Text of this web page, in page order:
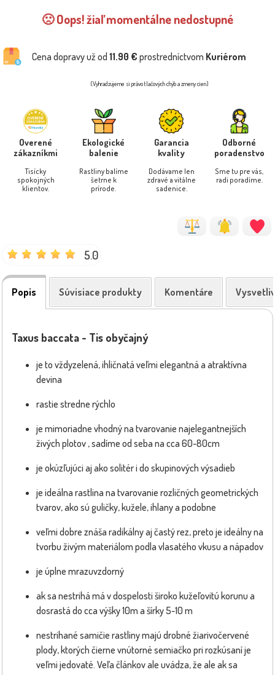
🙁 Oops! žiaľ momentálne nedostupné
Cena dopravy už od 11.90 € prostredníctvom Kuriérom
(Vyhradzujeme si právo tlačových chýb a zmeny cien)
Overené
zákazníkmi
Tisícky
spokojných
klientov.
Ekologické
balenie
Rastliny balíme
šetrne k
prírode.
Garancia
kvality
Dodávame len
zdravé a vitálne
sadenice.
Odborné
poradenstvo
Sme tu pre vás,
radi poradíme.
5.0
Popis Súvisiace produkty Komentáre
Taxus baccata - Tis obyčajný
je to vždyzelená, ihličnatá veľmi elegantná a atraktívna
devina
rastie stredne rýchlo
je mimoriadne vhodný na tvarovanie najelegantnejších
živých plotov , sadíme od seba na cca 60-80cm
je okúzľujúci aj ako solitér i do skupinových výsadieb
je ideálna rastlina na tvarovanie rozličných geometrických
tvarov, ako sú guličky, kužele, ihlany a podobne
veľmi dobre znáša radikálny aj častý rez, preto je ideálny na
tvorbu živým materiálom podla vlasatého vkusu a nápadov
je úplne mrazuvzdorný
ak sa nestrihá má v dospelosti široko kužeľovitú korunu a
dosrastá do cca výšky 10m a šírky 5-10 m
nestrihané samičie rastliny majú drobné žiarivočervené
plody, ktorých čierne vnútorné semiačko pri rozkúsaní je
veľmi jedovaté. Veľa článkov ale uvádza, že ale ak sa